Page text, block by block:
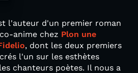
l'auteur d'un premier roman
anime chez Plon une
, dont les deux premiers
l'un sur les esthètes
chanteurs poètes. Il nous a